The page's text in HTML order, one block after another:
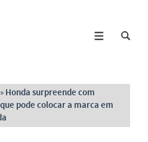
» Honda surpreende com
pode colocar a marca em